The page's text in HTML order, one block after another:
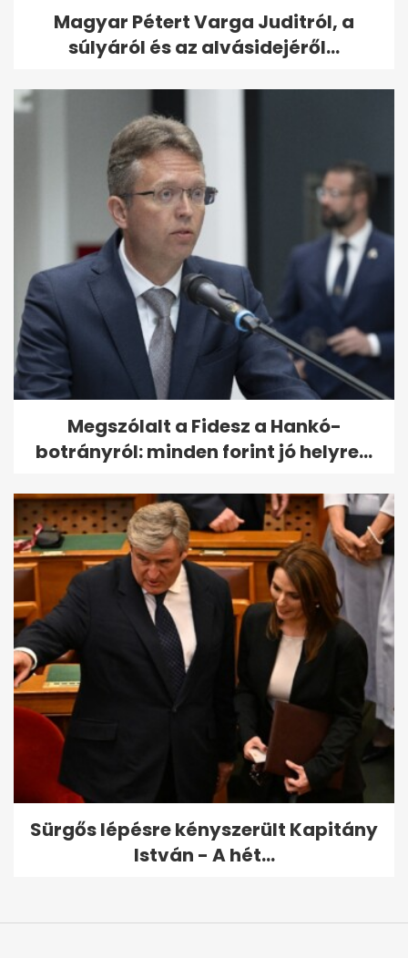
Magyar Pétert Varga Juditról, a
súlyáról és az alvásidejéről...
Megszólalt a Fidesz a Hankó-
botrányról: minden forint jó helyre...
Sürgős lépésre kényszerült Kapitány
István - A hét...